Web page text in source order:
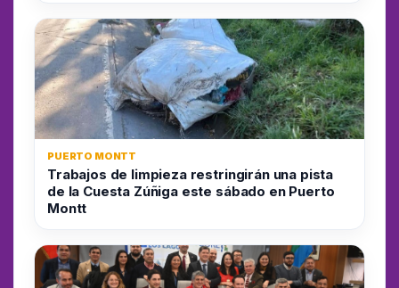
PUERTO MONTT
Trabajos de limpieza restringirán una pista
de la Cuesta Zúñiga este sábado en Puerto
Montt